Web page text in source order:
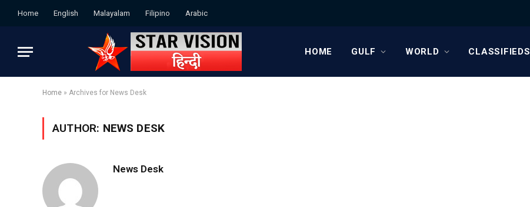
Home English Malayalam Filipino Arabic
HOME GULF WORLD CLASSIFIEDS
Home » Archives for News Desk
AUTHOR: NEWS DESK
News Desk